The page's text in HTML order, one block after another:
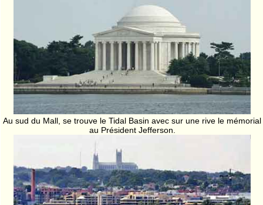
Au sud du Mall, se trouve le Tidal Basin avec sur une rive le mémorial
au Président Jefferson.